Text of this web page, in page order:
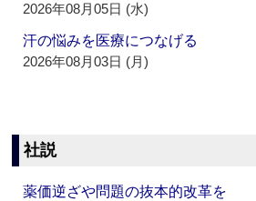
2026年08月05日 (水)
汗の悩みを医療につなげる
2026年08月03日 (月)
社説
薬価逆ざや問題の抜本的改革を